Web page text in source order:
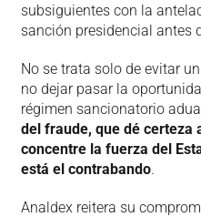
subsiguientes con la
sanción presidencial antes
No se trata solo de evitar
no dejar pasar la
régimen sancionatorio
del fraude, que dé certeza
concentre la fuerza del
está el contrabando.
Analdex reitera su